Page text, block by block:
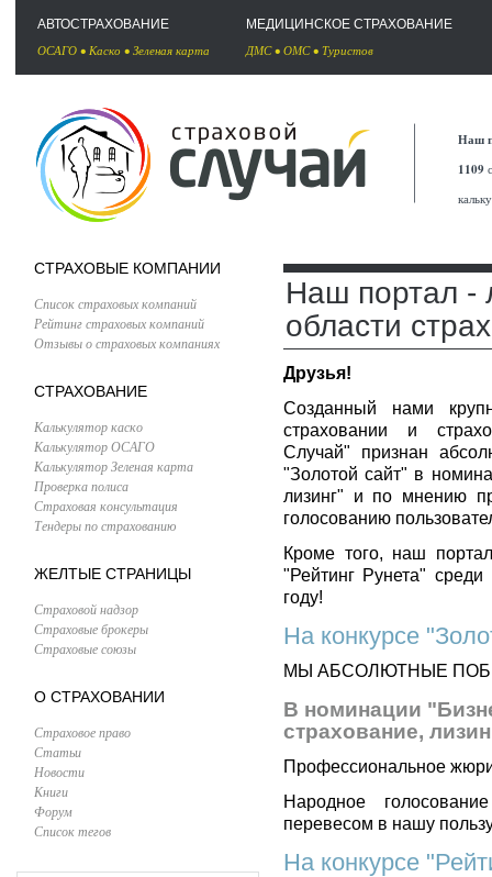
АВТОСТРАХОВАНИЕ
ОСАГО • Каско • Зеленая карта
МЕДИЦИНСКОЕ СТРАХОВАНИЕ
ДМС• ОМС• Туристов
Наш
1109
СТРАХОВЫЕ КОМПАНИИ
Список страховых компаний
Рейтинг страховых компаний
Отзывы о страховых компаниях
СТРАХОВАНИЕ
Калькулятор каско
Калькулятор ОСАГО
Калькулятор Зеленая карта
Проверка полиса
Страховая консультация
Тендеры по страхованию
ЖЕЛТЫЕ СТРАНИЦЫ
Страховой надзор
Страховые брокеры
Страховые союзы
О СТРАХОВАНИИ
Страховое право
Статьи
Новости
Книги
Форум
Список тегов
Наш портал -
области
Друзья!
Созданный нами
страховании и
Случай" признан
"Золотой сайт" в
лизинг" и по мнению
голосованию
Кроме того, наш
"Рейтинг Рунета"
году!
На конкурсе
МЫ АБСОЛЮТНЫЕ
В номинации
страхование,
Профессиональное
Народное
перевесом в нашу
На конкурсе